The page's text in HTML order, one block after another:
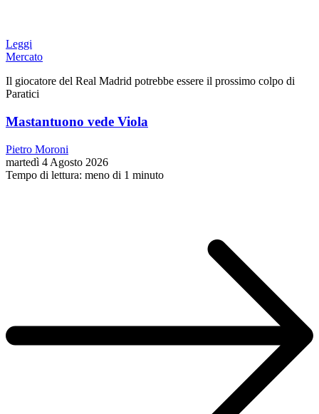
Leggi
Mercato
Il giocatore del Real Madrid potrebbe essere il prossimo colpo di
Paratici
Mastantuono vede Viola
Pietro Moroni
martedì 4 Agosto 2026
Tempo di lettura: meno di 1 minuto